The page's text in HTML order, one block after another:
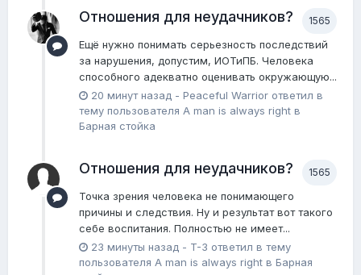
1565
Отношения для неудачников?
Ещё нужно понимать серьезность последствий
за нарушения, допустим, ИОТиПБ. Человека
способного адекватно оценивать окружающую...
20 минут назад - Peaceful Warrior ответил в
тему пользователя A man is always right в
Барная стойка
1565
Отношения для неудачников?
Точка зрения человека не понимающего
причины и следствия. Ну и результат вот такого
себе воспитания. Полностью не имеет...
23 минуты назад - T-3 ответил в тему
пользователя A man is always right в Барная